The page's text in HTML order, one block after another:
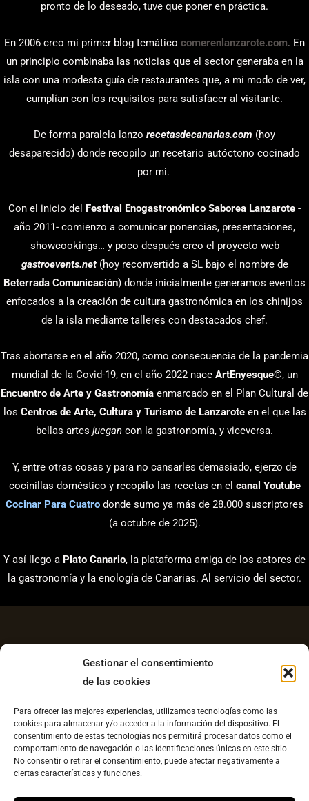
Gestionar el consentimiento
de las cookies
Para ofrecer las mejores experiencias, utilizamos tecnologías como las
cookies para almacenar y/o acceder a la información del dispositivo. El
consentimiento de estas tecnologías nos permitirá procesar datos como el
comportamiento de navegación o las identificaciones únicas en este sitio.
No consentir o retirar el consentimiento, puede afectar negativamente a
ciertas características y funciones.
pronto de lo deseado, tuve que poner en práctica.
En 2006 creo mi primer blog temático comerenlanzarote.com. En
un principio combinaba las noticias que el sector generaba en la
isla con una modesta guía de restaurantes que, a mi modo de ver,
cumplían con los requisitos para satisfacer al visitante.
De forma paralela lanzo recetasdecanarias.com (hoy
desaparecido) donde recopilo un recetario autóctono cocinado
por mi.
Con el inicio del Festival Enogastronómico Saborea Lanzarote -
año 2011- comienzo a comunicar ponencias, presentaciones,
showcookings… y poco después creo el proyecto web
gastroevents.net(hoy reconvertido a SL bajo el nombre de
Beterrada Comunicación) donde inicialmente generamos eventos
enfocados a la creación de cultura gastronómica en los chinijos
de la isla mediante talleres con destacados chef.
Tras abortarse en el año 2020, como consecuencia de la pandemia
mundial de la Covid-19, en el año 2022 nace ArtEnyesque®, un
Encuentro de Arte y Gastronomía enmarcado en el Plan Cultural de
los Centros de Arte, Cultura y Turismo de Lanzaroteen el que las
bellas artes juegan con la gastronomía, y viceversa.
Y, entre otras cosas y para no cansarles demasiado, ejerzo de
cocinillas doméstico y recopilo las recetas en el canal Youtube
Cocinar Para Cuatro donde sumo ya más de 28.000 suscriptores
(a octubre de 2025).
Y así llego a Plato Canario, la plataforma amiga de los actores de
la gastronomía y la enología de Canarias. Al servicio del sector.
Política de Privacidad
Contacto
Política de cookies UE